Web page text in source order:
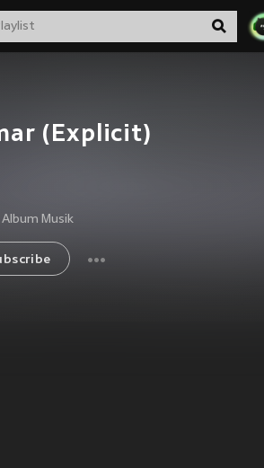
(Explicit)
Musik